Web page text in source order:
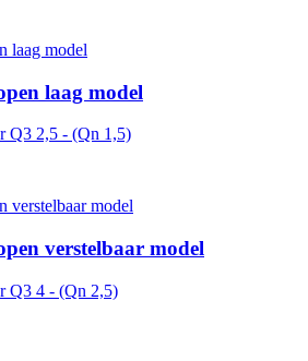
laag model
Q3 2,5 - (Qn 1,5)
verstelbaar model
Q3 4 - (Qn 2,5)